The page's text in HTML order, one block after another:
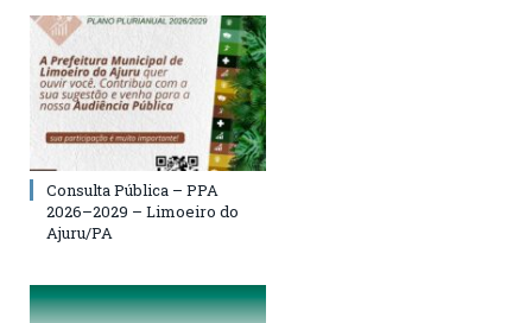
Consulta Pública – PPA
2026–2029 – Limoeiro do
Ajuru/PA